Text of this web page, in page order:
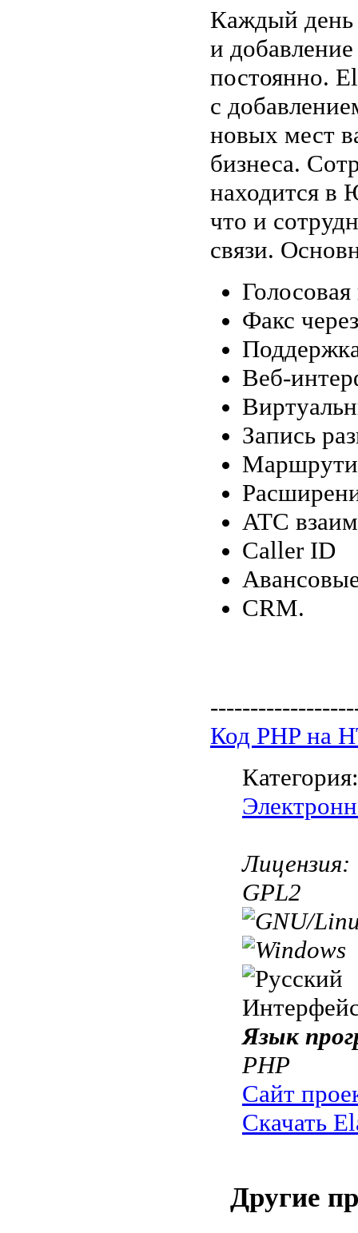
Каждый день
и
постоянно.
с
новых мест
бизнеса.
находится в
что и
связи.
Факс
Веб-
Запись
АТС
Caller ID
CRM.
Код PHP на
Лицензия:
GPL2
Язык
PHP
Сайт
Скачать
Другие